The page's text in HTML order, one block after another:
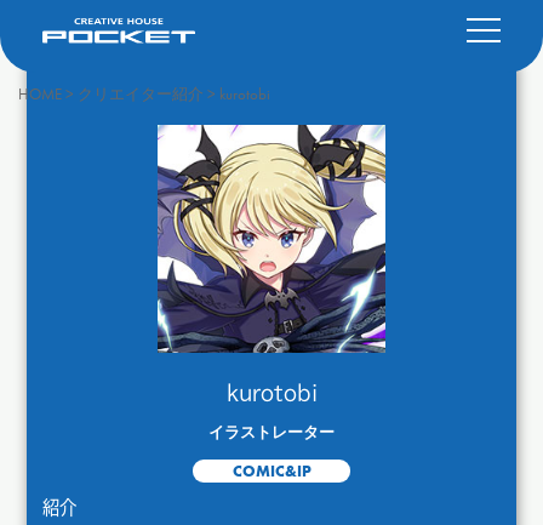
HOME> クリエイター紹介 > kurotobi
kurotobi
イラストレーター
COMIC&IP
紹介